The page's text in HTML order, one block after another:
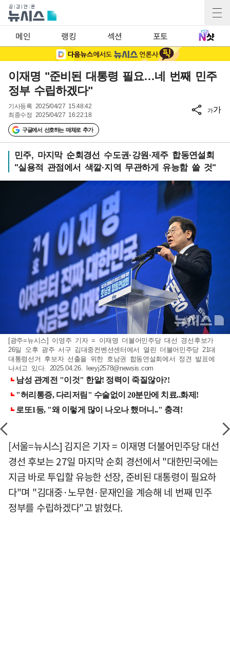
메인 랭킹 섹션 포토
이재명 "준비된 대통령 필요…네 번째 민주
정부 수립하겠다"
기사등록 2025/04/27 15:48:42
최종수정 2025/04/27 16:22:18
구글에서 선호하는 매체로 추가
가가
민주, 마지막 순회경선 수도권·강원·제주 합동연설회
"실용적 관점에서 색깔·지역 무관하게 유능함 쓸 것"
[광주=뉴시스] 이영주 기자 = 이재명 더불어민주당 대선 경선후보가
26일 오후 광주 서구 김대중컨벤션센터에서 열린 더불어민주당 21대
대통령선거 후보자 선출을 위한 호남권 합동연설회에서 정견 발표에
나서고 있다. 2025.04.26. leeyj2578@newsis.com
[서울=뉴시스] 김지은 기자 = 이재명 더불어민주당 대선
경선 후보는 27일 마지막 순회 경선에서 "대한민국에는
지금 바로 투입할 유능한 선장, 준비된 대통령이 필요하
다"며 "김대중·노무현·문재인을 계승해 네 번째 민주
정부를 수립하겠다"고 밝혔다.